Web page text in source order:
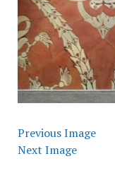
Previous Image
Next Image